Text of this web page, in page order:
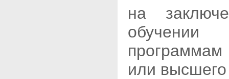
на
программам
или